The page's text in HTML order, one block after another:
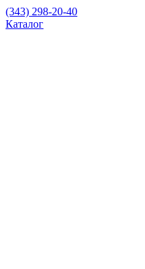
(343) 298-20-40
Каталог